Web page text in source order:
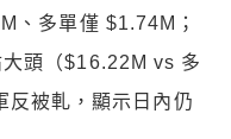
、多單僅 $1.74M；
頭（$16.22M vs 多
被軋，顯示日內仍